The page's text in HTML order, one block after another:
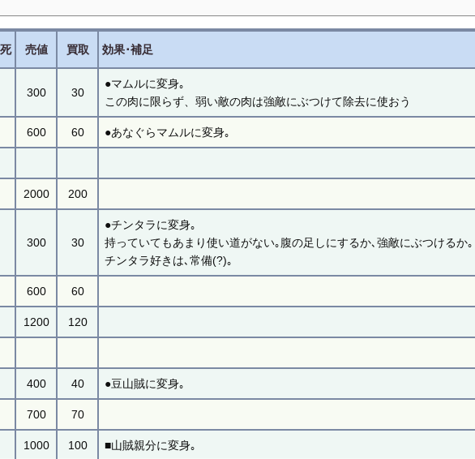
死 売値 買取 効果･補足
300 30
●マムルに変身｡
この肉に限らず、弱い敵の肉は強敵にぶつけて除去に使おう
600 60 ●あなぐらマムルに変身｡
2000 200
300 30
●チンタラに変身｡
持っていてもあまり使い道がない｡腹の足しにするか､強敵にぶつけるか｡
チンタラ好きは､常備(?)｡
600 60
1200 120
400 40 ●豆山賊に変身｡
700 70
1000 100 ■山賊親分に変身｡